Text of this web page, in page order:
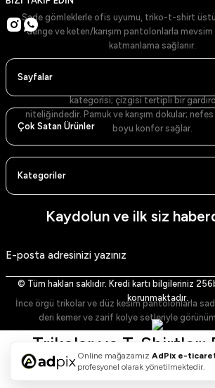
Sade gömleklerle ofis uyumu, triko-t-shirt
denge ve keten/karışım pantolonlarla
katmanlama sağlanır.
Gömlekler: Net Yaka,
kategorisi; çizgisi tertipli bir
niteliğindedir. Pamuk ve karışım dokular;
boyu konfor sağlar.
Renk Skalası ve
Siyah Gömlek (Dik Yaka)
– akşam stilinde net
Beyaz Gömlek (Klasik Yaka)– resmi
Açık Mavi Gömlek
Stil Notu
İnce örgü trikolar ve düz kesim pantolonlarla
deri kemer ve zarif kolye setleriyle
Trikolar ve T-Shirtler:
Konfor, Formda
Sayfalar
Çok Satan Ürünler
Kategoriler
Kaydolun ve ilk siz
© Tüm hakları saklıdır. Kredi kartı bilgileriniz
korunmaktadır.
Online mağazamız AdPix e-ticaret
profesyonel olarak yönetilmektedir.